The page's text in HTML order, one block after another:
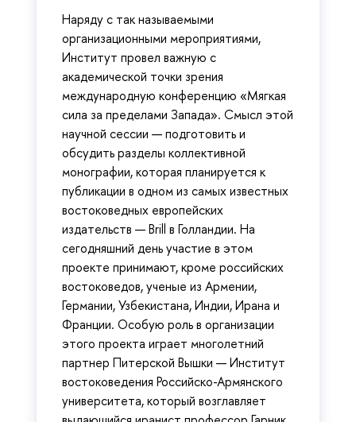
Наряду с так называемыми
организационными мероприятиями,
Институт провел важную с
академической точки зрения
международную конференцию «Мягкая
сила за пределами Запада». Смысл этой
научной сессии — подготовить и
обсудить разделы коллективной
монографии, которая планируется к
публикации в одном из самых известных
востоковедных европейских
издательств — Brill в Голландии. На
сегодняшний день участие в этом
проекте принимают, кроме российских
востоковедов, ученые из Армении,
Германии, Узбекистана, Индии, Ирана и
Франции. Особую роль в организации
этого проекта играет многолетний
партнер Питерской Вышки — Институт
востоковедения Российско-Армянского
университета, который возглавляет